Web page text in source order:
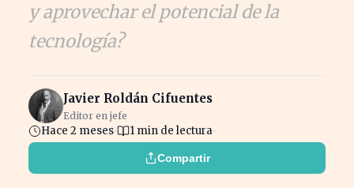
y aprovechar el potencial de la
tecnología?
Javier Roldán Cifuentes
Editor en jefe
Hace 2 meses 1 min de lectura
Compartir